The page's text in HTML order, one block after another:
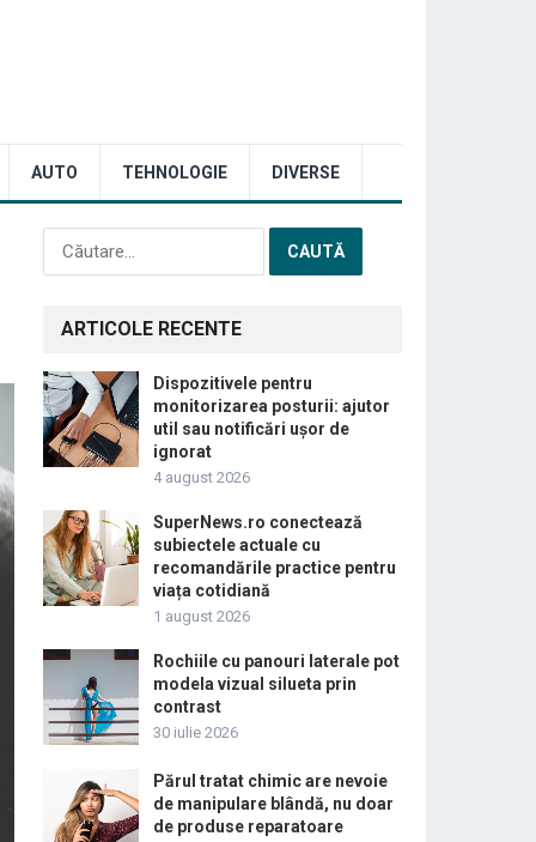
AUTO TEHNOLOGIE DIVERSE
Caută
după:
ARTICOLE RECENTE
Dispozitivele pentru
monitorizarea posturii: ajutor
util sau notificări ușor de
ignorat
4 august 2026
SuperNews.ro conectează
subiectele actuale cu
recomandările practice pentru
viața cotidiană
1 august 2026
Rochiile cu panouri laterale pot
modela vizual silueta prin
contrast
30 iulie 2026
Părul tratat chimic are nevoie
de manipulare blândă, nu doar
de produse reparatoare